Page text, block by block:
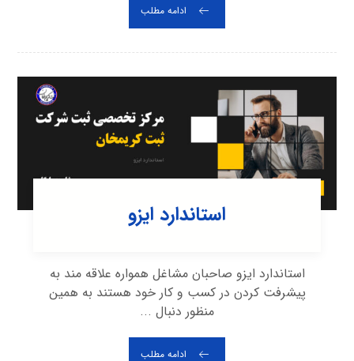
ادامه مطلب
استاندارد ایزو
استاندارد ایزو صاحبان مشاغل همواره علاقه مند به
پیشرفت کردن در کسب و کار خود هستند به همین
منظور دنبال ...
ادامه مطلب